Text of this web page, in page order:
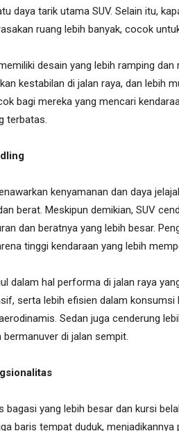
daya tarik utama SUV. Selain itu,
ruang lebih banyak, cocok
desain yang lebih ramping
kestabilan di jalan raya, dan lebih
bagi mereka yang mencari
terbatas.
kenyamanan dan daya
berat. Meskipun demikian, SUV
dan beratnya yang lebih besar.
tinggi kendaraan yang lebih
dalam hal performa di jalan raya
serta lebih efisien dalam konsumsi
Sedan juga cenderung
di jalan sempit.
bagasi yang lebih besar dan kursi
baris tempat duduk,